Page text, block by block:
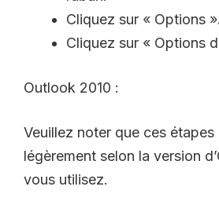
Cliquez sur « Options ».
Cliquez sur « Options
Outlook 2010 :
Veuillez noter que ces
légèrement selon la version
vous utilisez.